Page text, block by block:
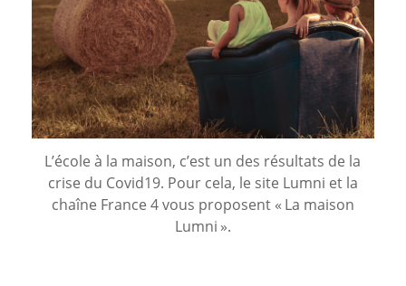
L’école à la maison, c’est un des résultats de la
crise du Covid19. Pour cela, le site Lumni et la
chaîne France 4 vous proposent « La maison
Lumni ».